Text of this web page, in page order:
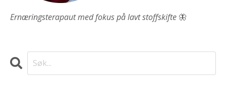
Ernæringsterapaut med fokus på lavt stoffskifte 🦋